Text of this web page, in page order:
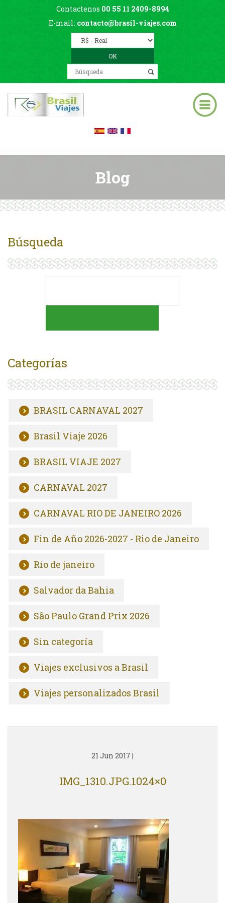
Contactenos 00 55 11 2409-8994
E-mail: contacto@brasil-viajes.com
Blog
Búsqueda
Categorías
BRASIL CARNAVAL 2027
Brasil Viaje 2026
BRASIL VIAJE 2027
CARNAVAL 2027
CARNAVAL RIO DE JANEIRO 2026
Fin de Año 2026-2027 - Rio de Janeiro
Rio de janeiro
Salvador da Bahia
São Paulo Grand Prix 2026
Sin categoría
Viajes exclusivos a Brasil
Viajes personalizados Brasil
21 Jun 2017 |
IMG_1310.JPG.1024×0